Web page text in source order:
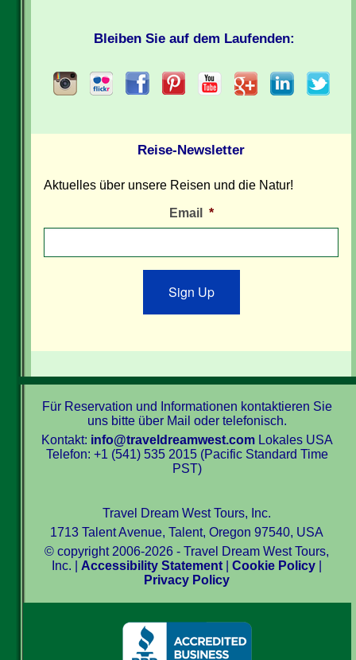
Bleiben Sie auf dem Laufenden:
Reise-Newsletter
Aktuelles über unsere Reisen und die Natur!
Email *
Sign Up
Für Reservation und Informationen kontaktieren Sie
uns bitte über Mail oder telefonisch.
Kontakt: info@traveldreamwest.comLokales USA
Telefon: +1 (541) 535 2015 (Pacific Standard Time
PST)
Travel Dream West Tours, Inc.
1713 Talent Avenue, Talent, Oregon 97540, USA
© copyright 2006-2026 - Travel Dream West Tours,
Inc. | Accessibility Statement |Cookie Policy
Privacy Policy